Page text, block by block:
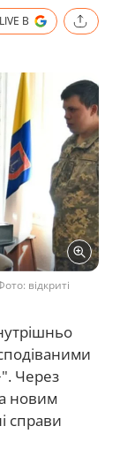
В
відкриті
Через
новим
справи